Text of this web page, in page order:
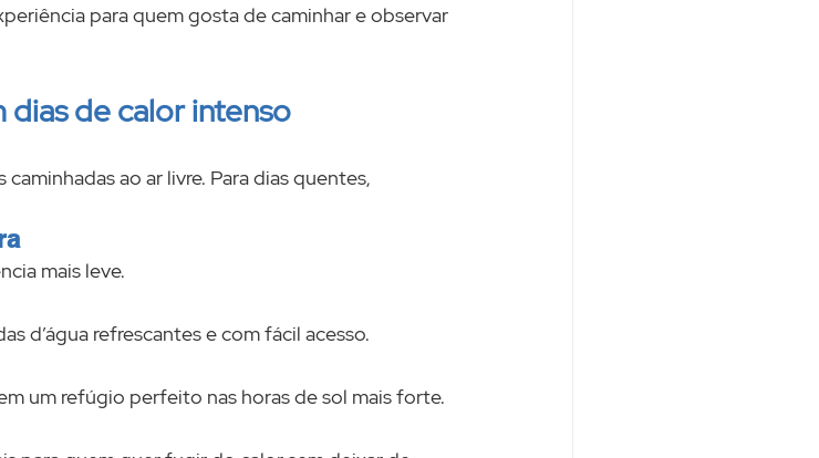
para quem gosta de caminhar e observar
dias de calor intenso
ao ar livre. Para dias quentes,
mais leve.
d’água refrescantes e com fácil acesso.
um refúgio perfeito nas horas de sol mais forte.